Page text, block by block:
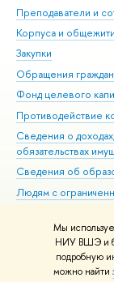
Мы
НИУ ВШЭ и
подробную
можно найти
Преподаватели и
Корпуса и
Закупки
Обращения
Фонд целевого
Противодействие
Сведения о
обязательствах
Сведения об
Людям с
Работа в Вышке